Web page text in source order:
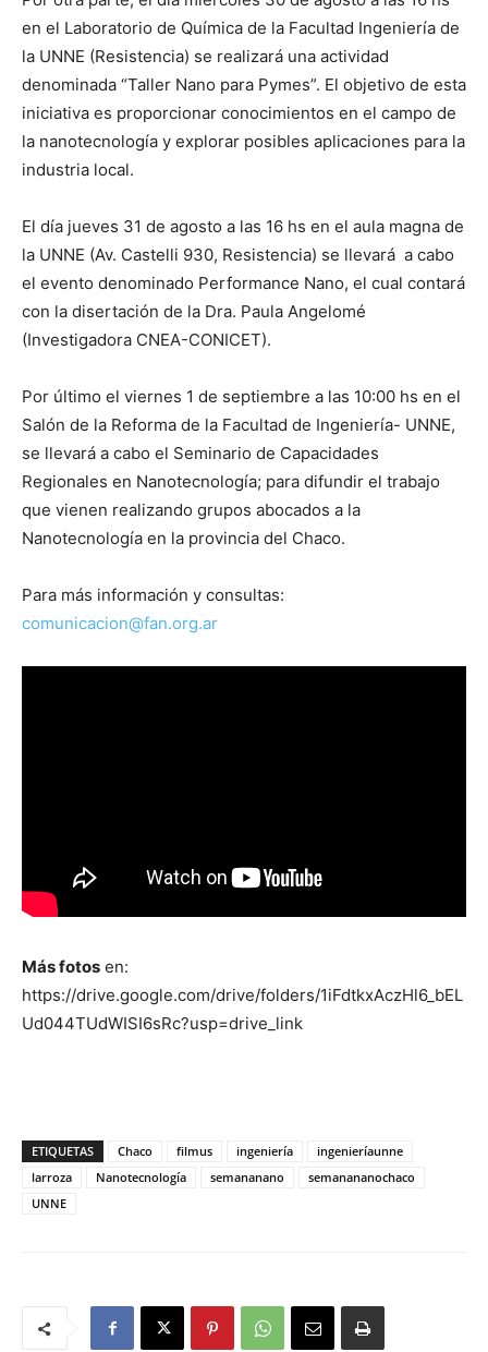
en el Laboratorio de Química de la Facultad Ingeniería de
la UNNE (Resistencia) se realizará una actividad
denominada “Taller Nano para Pymes”. El objetivo de esta
iniciativa es proporcionar conocimientos en el campo de
la nanotecnología y explorar posibles aplicaciones para la
industria local.
El día jueves 31 de agosto a las 16 hs en el aula magna de
la UNNE (Av. Castelli 930, Resistencia) se llevará a cabo
el evento denominado Performance Nano, el cual contará
con la disertación de la Dra. Paula Angelomé
(Investigadora CNEA-CONICET).
Por último el viernes 1 de septiembre a las 10:00 hs en el
Salón de la Reforma de la Facultad de Ingeniería- UNNE,
se llevará a cabo el Seminario de Capacidades
Regionales en Nanotecnología; para difundir el trabajo
que vienen realizando grupos abocados a la
Nanotecnología en la provincia del Chaco.
Para más información y consultas:
comunicacion@fan.org.ar
Más fotos en:
https://drive.google.com/drive/folders/1iFdtkxAczHl6_bEL
Ud044TUdWISI6sRc?usp=drive_link
ETIQUETAS Chaco filmus ingeniería
ingenieríaunne
larroza
Nanotecnología semananano
semanananochaco
UNNE